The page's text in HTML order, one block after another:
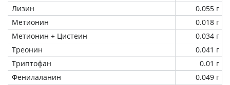
Лизин
0.055 г
Метионин
0.018 г
Метионин + Цистеин
0.034 г
Треонин
0.041 г
Триптофан
0.01 г
Фенилаланин
0.049 г